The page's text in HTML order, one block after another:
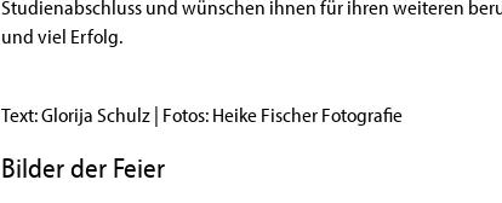
Studienabschluss und wünschen ihnen für ihren weiteren
und viel Erfolg.
Text: Glorija Schulz | Fotos: Heike Fischer Fotografie
Bilder der Feier